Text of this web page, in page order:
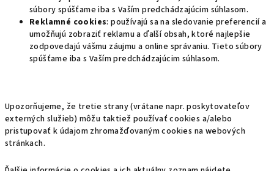
súbory spúšťame iba s Vaším predchádzajúcim súhlasom.
Reklamné cookies: používajú sa na sledovanie preferencií a
umožňujú zobraziť reklamu a ďalší obsah, ktoré najlepšie
zodpovedajú vášmu záujmu a online správaniu. Tieto súbory
spúšťame iba s Vaším predchádzajúcim súhlasom.
Upozorňujeme, že tretie strany (vrátane napr. poskytovateľov
externých služieb) môžu taktiež používať cookies a/alebo
pristupovať k údajom zhromažďovaným cookies na webových
stránkach.